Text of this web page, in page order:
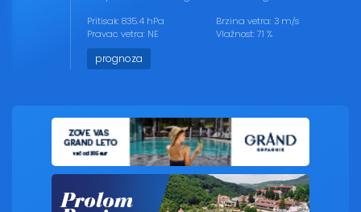
Pritisak: 835.4 hPa
Pravac vetra: NE
Brzina vetra: 3 m/s
Vlažnost: 71 %
prognoza